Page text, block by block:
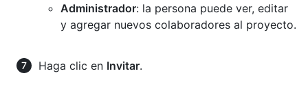
Administrador: la persona puede ver, editar
y agregar nuevos colaboradores al proyecto.
Haga clic en Invitar.